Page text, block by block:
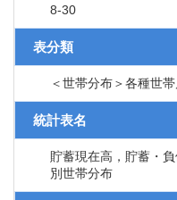
8-30
表分類
＜世帯分布＞各種世
統計表名
貯蓄現在高，貯蓄・
別世帯分布